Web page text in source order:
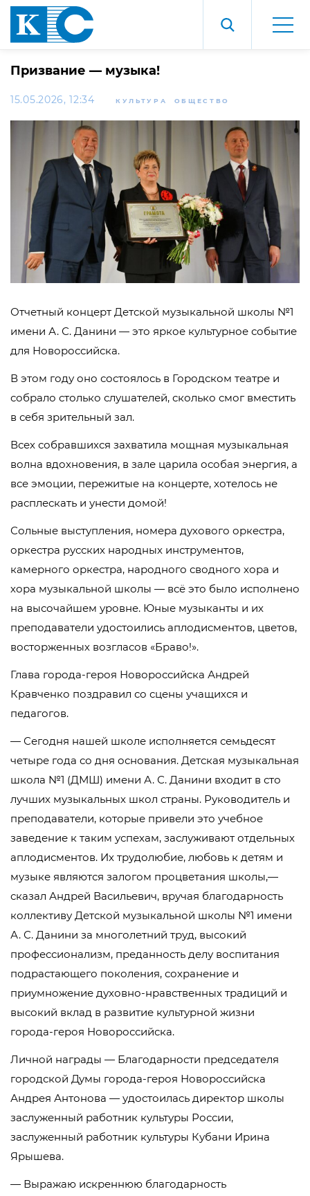
Призвание — музыка!
15.05.2026, 12:34 КУЛЬТУРА ОБЩЕСТВО
Отчетный концерт Детской музыкальной школы №1
имени А. С. Данини — это яркое культурное событие
для Новороссийска.
В этом году оно состоялось в Городском театре и
собрало столько слушателей, сколько смог вместить
в себя зрительный зал.
Всех собравшихся захватила мощная музыкальная
волна вдохновения, в зале царила особая энергия, а
все эмоции, пережитые на концерте, хотелось не
расплескать и унести домой!
Сольные выступления, номера духового оркестра,
оркестра русских народных инструментов,
камерного оркестра, народного сводного хора и
хора музыкальной школы — всё это было исполнено
на высочайшем уровне. Юные музыканты и их
преподаватели удостоились аплодисментов, цветов,
восторженных возгласов «Браво!».
Глава города-героя Новороссийска Андрей
Кравченко поздравил со сцены учащихся и
педагогов.
— Сегодня нашей школе исполняется семьдесят
четыре года со дня основания. Детская музыкальная
школа №1 (ДМШ) имени А. С. Данини входит в сто
лучших музыкальных школ страны. Руководитель и
преподаватели, которые привели это учебное
заведение к таким успехам, заслуживают отдельных
аплодисментов. Их трудолюбие, любовь к детям и
музыке являются залогом процветания школы,—
сказал Андрей Васильевич, вручая благодарность
коллективу Детской музыкальной школы №1 имени
А. С. Данини за многолетний труд, высокий
профессионализм, преданность делу воспитания
подрастающего поколения, сохранение и
приумножение духовно-нравственных традиций и
высокий вклад в развитие культурной жизни
города-героя Новороссийска.
Личной награды — Благодарности председателя
городской Думы города-героя Новороссийска
Андрея Антонова — удостоилась директор школы
заслуженный работник культуры России,
заслуженный работник культуры Кубани Ирина
Ярышева.
— Выражаю искреннюю благодарность